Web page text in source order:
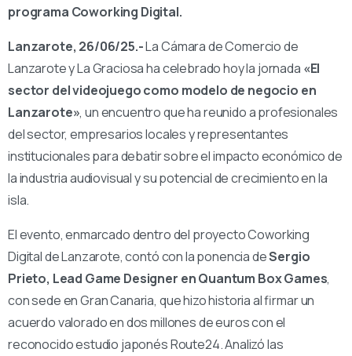
programa Coworking Digital.
Lanzarote, 26/06/25.-La Cámara de Comercio de
Lanzarote y La Graciosa ha celebrado hoy la jornada «El
sector del videojuego como modelo de negocio en
Lanzarote», un encuentro que ha reunido a profesionales
del sector, empresarios locales y representantes
institucionales para debatir sobre el impacto económico de
la industria audiovisual y su potencial de crecimiento en la
isla.
El evento, enmarcado dentro del proyecto Coworking
Digital de Lanzarote, contó con la ponencia deSergio
Prieto, Lead Game Designer en Quantum Box Games,
con sede en Gran Canaria, que hizo historia al firmar un
acuerdo valorado en dos millones de euros con el
reconocido estudio japonés Route24. Analizó las